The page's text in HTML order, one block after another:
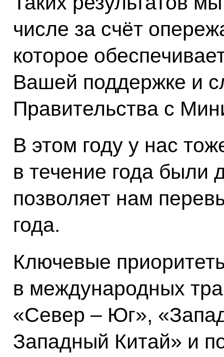
числе за счёт
которое
Вашей поддержке и
Правительства с
В этом году у нас
в течение года были
позволяет нам
года.
Ключевые
в международных
«Север – Юг»,
Западный Китай» и